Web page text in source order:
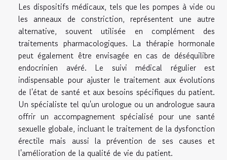
Les dispositifs médicaux, tels que les pompes à vide ou
les anneaux de constriction, représentent une autre
alternative, souvent utilisée en complément des
traitements pharmacologiques. La thérapie hormonale
peut également être envisagée en cas de déséquilibre
endocrinien avéré. Le suivi médical régulier est
indispensable pour ajuster le traitement aux évolutions
de l'état de santé et aux besoins spécifiques du patient.
Un spécialiste tel qu'un urologue ou un andrologue saura
offrir un accompagnement spécialisé pour une santé
sexuelle globale, incluant le traitement de la dysfonction
érectile mais aussi la prévention de ses causes et
l'amélioration de la qualité de vie du patient.